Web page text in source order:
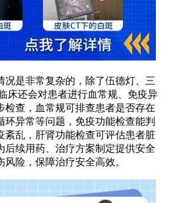
是非常复杂的，除了伍德灯、三
床还会对患者进行血常规、免疫异
检查，血常规可排查患者是否存在
环异常等问题，免疫功能检查能判
紊乱，肝肾功能检查可评估患者脏
后续用药、治疗方案制定提供安全
险，保障治疗安全高效。